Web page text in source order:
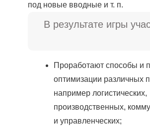
под новые вводные и т. п.
В результате игры
Проработают способы и
оптимизации различных
например логистических,
производственных,
и управленческих;